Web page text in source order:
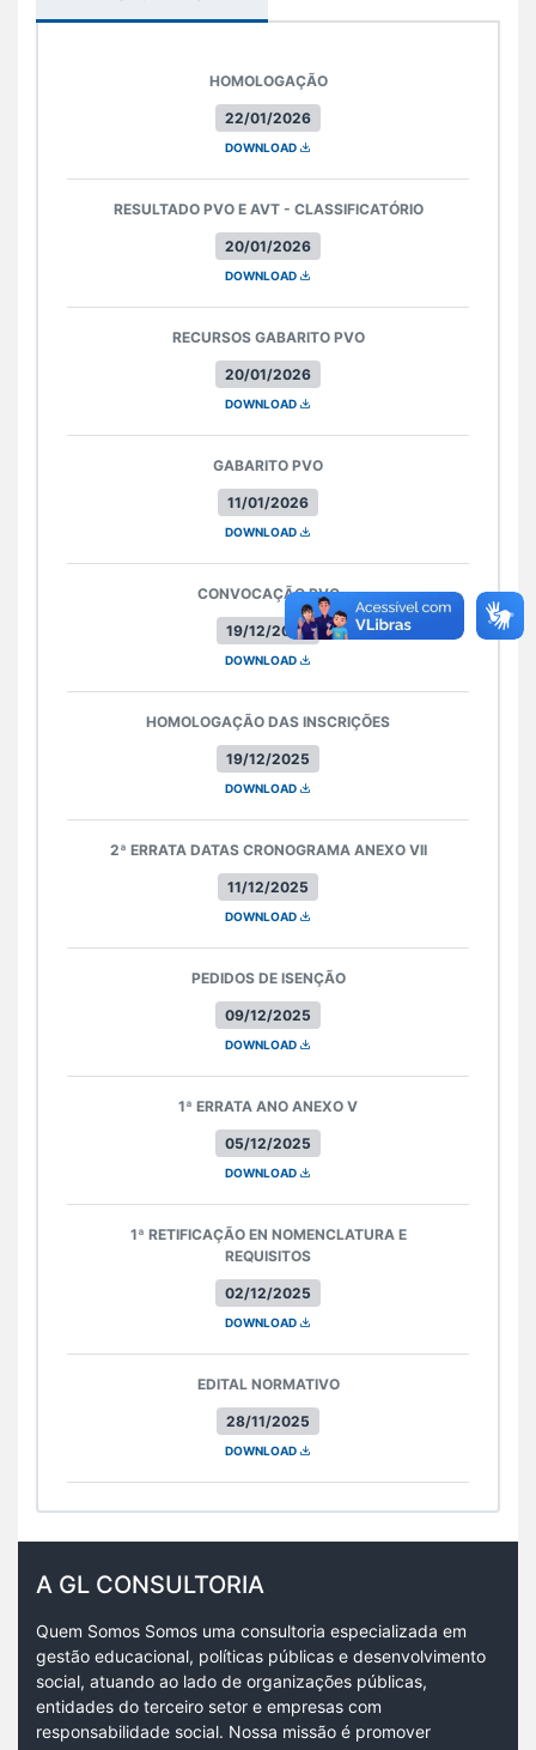
22/01/2026
HOMOLOGAÇÃO
DOWNLOAD
20/01/2026
RESULTADO PVO E AVT - CLASSIFICATÓRIO
DOWNLOAD
20/01/2026
RECURSOS GABARITO PVO
DOWNLOAD
11/01/2026
GABARITO PVO
DOWNLOAD
19/12/2025
CONVOCAÇÃO PVO
DOWNLOAD
19/12/2025
HOMOLOGAÇÃO DAS INSCRIÇÕES
DOWNLOAD
11/12/2025
2ª ERRATA DATAS CRONOGRAMA ANEXO VII
DOWNLOAD
09/12/2025
PEDIDOS DE ISENÇÃO
DOWNLOAD
05/12/2025
1ª ERRATA ANO ANEXO V
DOWNLOAD
02/12/2025
1ª RETIFICAÇÃO EN NOMENCLATURA E
REQUISITOS
DOWNLOAD
28/11/2025
EDITAL NORMATIVO
DOWNLOAD
A GL CONSULTORIA
Quem Somos Somos uma consultoria especializada em
gestão educacional, políticas públicas e desenvolvimento
social, atuando ao lado de organizações públicas,
entidades do terceiro setor e empresas com
responsabilidade social. Nossa missão é promover